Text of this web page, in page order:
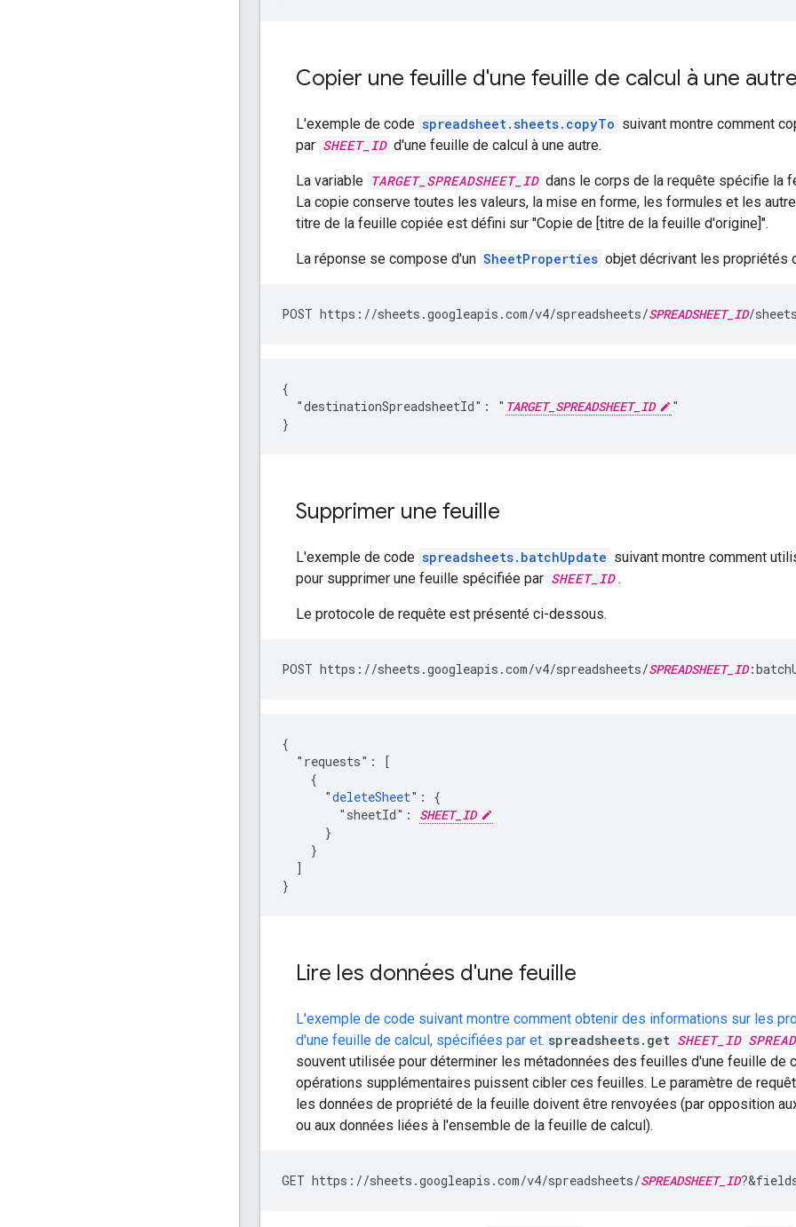
Copier une feuille d'une feuille de calcul à une autre
L'exemple de code spreadsheet.sheets.copyTo suivant montre comment
par SHEET_ID d'une feuille de calcul à une autre.
La variable TARGET_SPREADSHEET_ID dans le corps de la requête spécifie la
La copie conserve toutes les valeurs, la mise en forme, les formules et les
titre de la feuille copiée est défini sur "Copie de [titre de la feuille d'origine]".
La réponse se compose d'un SheetProperties objet décrivant les propriétés
POST https://sheets.googleapis.com/v4/spreadsheets/SPREADSHEET_ID/
{
  "destinationSpreadsheetId": "
TARGET_SPREADSHEET_ID
"
}
Supprimer une feuille
L'exemple de code spreadsheets.batchUpdate suivant montre comment
pour supprimer une feuille spécifiée par SHEET_ID .
Le protocole de requête est présenté ci-dessous.
POST https://sheets.googleapis.com/v4/spreadsheets/SPREADSHEET_ID
{
  "requests": [
    {
      "
deleteSheet": {
        "sheetId":
SHEET_ID
      }
    }
  ]
}
Lire les données d'une feuille
L'exemple de code suivant montre comment obtenir des informations sur les
d'une feuille de calcul, spécifiées par et. spreadsheets.get SHEET_ID
souvent utilisée pour déterminer les métadonnées des feuilles d'une feuille de
opérations supplémentaires puissent cibler ces feuilles. Le paramètre de
les données de propriété de la feuille doivent être renvoyées (par opposition
ou aux données liées à l'ensemble de la feuille de calcul).
GET https://sheets.googleapis.com/v4/spreadsheets/SPREADSHEET_ID